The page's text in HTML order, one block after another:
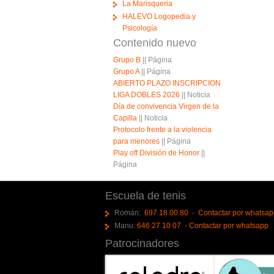
La Marisqueria
HALEVO Logopedia y
Psicología
Contenido nuevo
Grupo B
Página
Grupo A
Página
ABIERTO PLAZO INSCRIPCION
LIGA DOBLES 2026
Noticia
Día de convivencia Virgen de la
Capilla
Noticia
Protocolo frente a la violencia
para menores
Página
Play off División de Honor
Página
Escuela de tenis
Román: 697 18 00 80 - Contactar por
Manu: 646 27 10 07 - Contactar por whatsapp
Patrocinadores